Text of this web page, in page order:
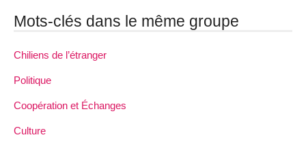
Mots-clés dans le même groupe
Chiliens de l’étranger
Politique
Coopération et Échanges
Culture